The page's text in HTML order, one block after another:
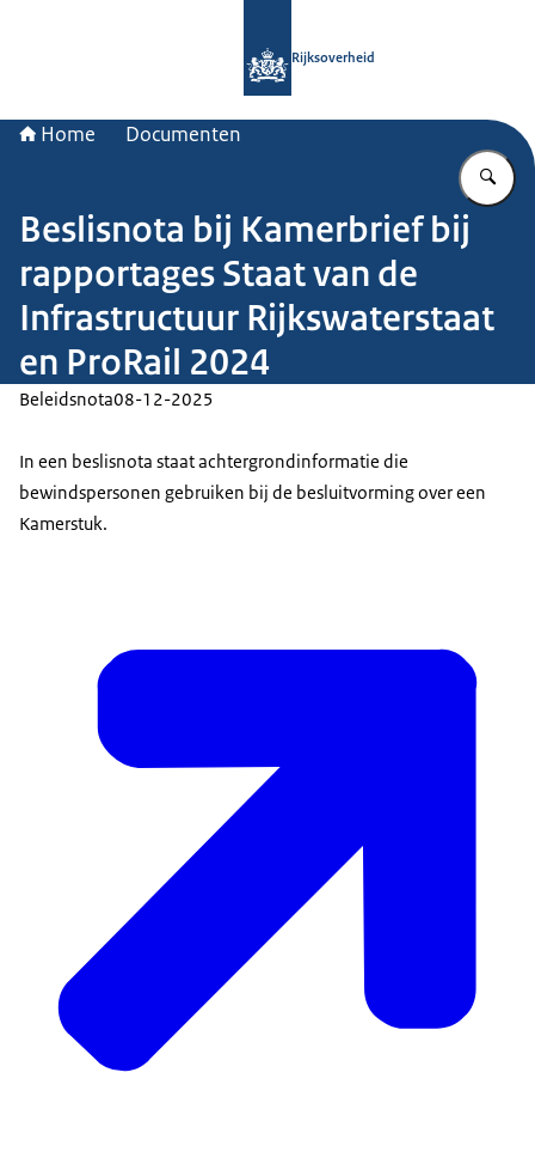
Rijksoverheid
Home Documenten
Beslisnota bij Kamerbrief bij
rapportages Staat van de
Infrastructuur Rijkswaterstaat
en ProRail 2024
Beleidsnota08-12-2025
In een beslisnota staat achtergrondinformatie die
bewindspersonen gebruiken bij de besluitvorming over een
Kamerstuk.